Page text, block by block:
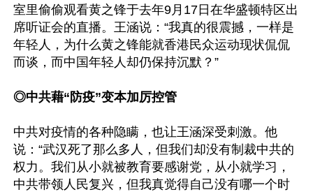
室里偷偷观看黄之锋于去年9月17日在华盛顿特区出
席听证会的直播。王涵说：“我真的很震撼，一样是
年轻人，为什么黄之锋能就香港民众运动现状侃侃
而谈，而中国年轻人却仍保持沉默？”
◎中共藉“防疫”变本加厉控管
中共对疫情的各种隐瞒，也让王涵深受刺激。他
说：“武汉死了那么多人，但我们却没有制裁中共的
权力。我们从小就被教育要感谢党，从小就学习，
中共带领人民复兴，但我真觉得自己没有哪一个时